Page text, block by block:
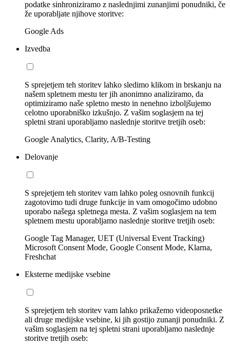
podatke sinhroniziramo z naslednjimi zunanjimi ponudniki, če
že uporabljate njihove storitve:
Google Ads
Izvedba
S sprejetjem teh storitev lahko sledimo klikom in brskanju na
našem spletnem mestu ter jih anonimno analiziramo, da
optimiziramo naše spletno mesto in nenehno izboljšujemo
celotno uporabniško izkušnjo. Z vašim soglasjem na tej
spletni strani uporabljamo naslednje storitve tretjih oseb:
Google Analytics, Clarity, A/B-Testing
Delovanje
S sprejetjem teh storitev vam lahko poleg osnovnih funkcij
zagotovimo tudi druge funkcije in vam omogočimo udobno
uporabo našega spletnega mesta. Z vašim soglasjem na tem
spletnem mestu uporabljamo naslednje storitve tretjih oseb:
Google Tag Manager, UET (Universal Event Tracking)
Microsoft Consent Mode, Google Consent Mode, Klarna,
Freshchat
Eksterne medijske vsebine
S sprejetjem teh storitev vam lahko prikažemo videoposnetke
ali druge medijske vsebine, ki jih gostijo zunanji ponudniki. Z
vašim soglasjem na tej spletni strani uporabljamo naslednje
storitve tretjih oseb: